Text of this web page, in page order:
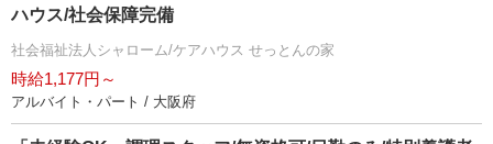
ハウス/社会保障完備
社会福祉法人シャローム/ケアハウス せっとんの家
時給1,177円～
アルバイト・パート / 大阪府